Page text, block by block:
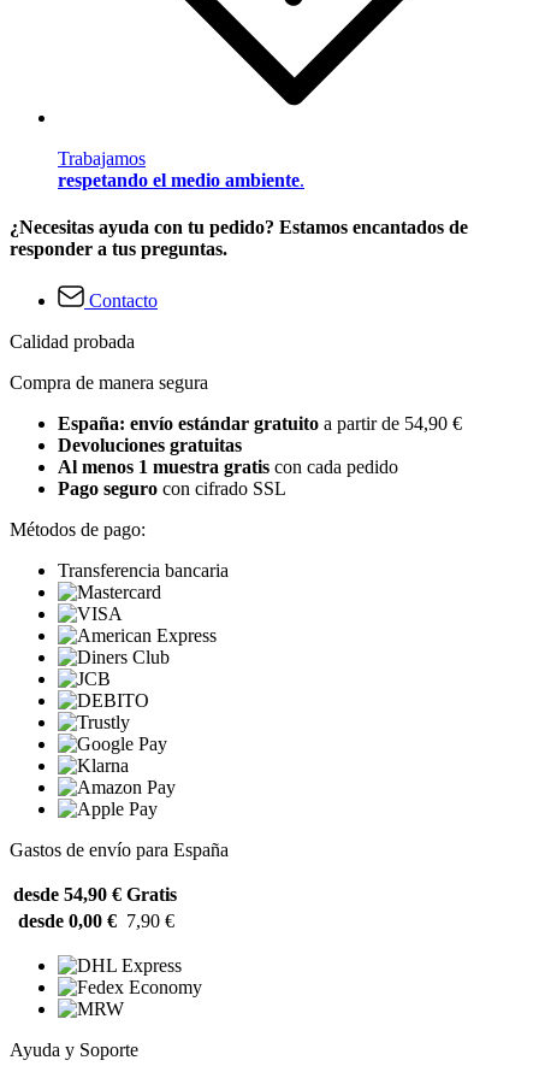
Trabajamos
respetando el medio ambiente.
¿Necesitas ayuda con tu pedido? Estamos encantados de
responder a tus preguntas.
Contacto
Calidad probada
Compra de manera segura
España: envío estándar gratuito a partir de 54,90 €
Devoluciones gratuitas
Al menos 1 muestra gratis con cada pedido
Pago seguro con cifrado SSL
Métodos de pago:
Transferencia bancaria
Gastos de envío para España
desde 54,90 € Gratis
desde 0,00 € 7,90 €
Ayuda y Soporte